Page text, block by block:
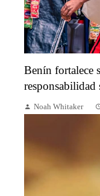
Benín fortalece
responsabilidad
Noah Whitaker